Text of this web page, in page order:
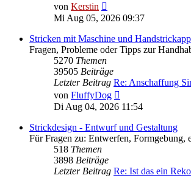
von Kerstin
Beitrag
Mi Aug 05, 2026 09:37
Stricken mit Maschine und
Fragen, Probleme oder Tipps zur
5270 Themen
39505 Beiträge
Letzter Beitrag Re: Anschaffung
von FluffyDog
Beitrag
Di Aug 04, 2026 11:54
Strickdesign - Entwurf und Gestaltung
Für Fragen zu: Entwerfen, Formgebung,
518 Themen
3898 Beiträge
Letzter Beitrag Re: Ist das ein